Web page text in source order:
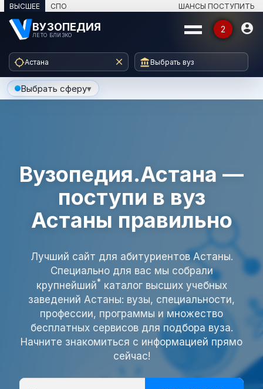
ВЫСШЕЕ СПО ШАНСЫ ПОСТУПИТЬ
ВУЗОПЕДИЯ
ЛЕТО БЛИЗКО 2 
КАТАЛОГ — АСТАНА
Вузы Астаны ⌄
Профессии
ДАТЫ ПОСТУПЛЕНИЯ
Даты в вузах
Дни открытых дверей ›
Траектория поступления ›
Астана  Выбрать вуз
Выбрать сферу▾
Вузопедия.Астана —
поступи в вуз
Астаны правильно
Лучший сайт для абитуриентов Астаны.
Специально для вас мы собрали
крупнейший* каталог высших учебных
заведений Астаны: вузы, специальности,
профессии, программы и множество
бесплатных сервисов для подбора вуза.
Начните знакомиться с информацией прямо
сейчас!